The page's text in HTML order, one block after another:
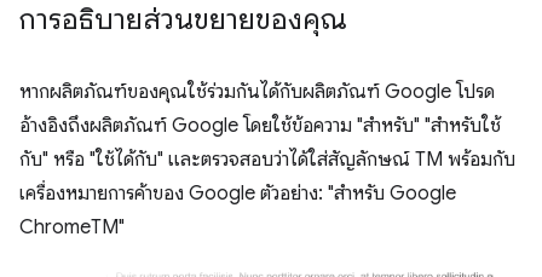
การอธิบายส่วนขยายของคุณ
หากผลิตภัณฑ์ของคุณใช้ร่วมกันได้กับผลิตภัณฑ์ Google โปรด
อ้างอิงถึงผลิตภัณฑ์ Google โดยใช้ข้อความ "สำหรับ" "สำหรับใช้
กับ" หรือ "ใช้ได้กับ" และตรวจสอบว่าได้ใส่สัญลักษณ์ TM พร้อมกับ
เครื่องหมายการค้าของ Google ตัวอย่าง: "สำหรับ Google
ChromeTM"